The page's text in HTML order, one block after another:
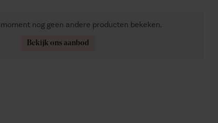
nog geen andere producten bekeken.
Bekijk ons aanbod